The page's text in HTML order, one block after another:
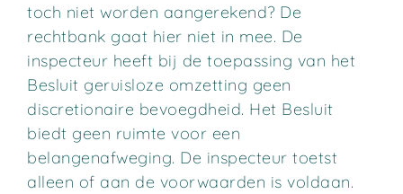
toch niet worden aangerekend? De
rechtbank gaat hier niet in mee. De
inspecteur heeft bij de toepassing van het
Besluit geruisloze omzetting geen
discretionaire bevoegdheid. Het Besluit
biedt geen ruimte voor een
belangenafweging. De inspecteur toetst
alleen of aan de voorwaarden is voldaan.